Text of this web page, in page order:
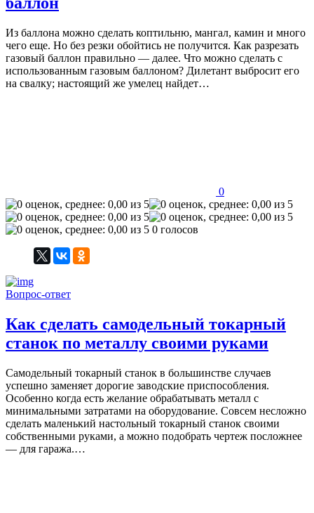
Из баллона можно сделать коптильню, мангал, камин и много
чего еще. Но без резки обойтись не получится. Как разрезать
газовый баллон правильно — далее. Что можно сделать с
использованным газовым баллоном? Дилетант выбросит его
на свалку; настоящий же умелец найдет…
0
0 голосов
Вопрос-ответ
Как сделать самодельный токарный
станок по металлу своими руками
Самодельный токарный станок в большинстве случаев
успешно заменяет дорогие заводские приспособления.
Особенно когда есть желание обрабатывать металл с
минимальными затратами на оборудование. Совсем несложно
сделать маленький настольный токарный станок своими
собственными руками, а можно подобрать чертеж посложнее
— для гаража.…